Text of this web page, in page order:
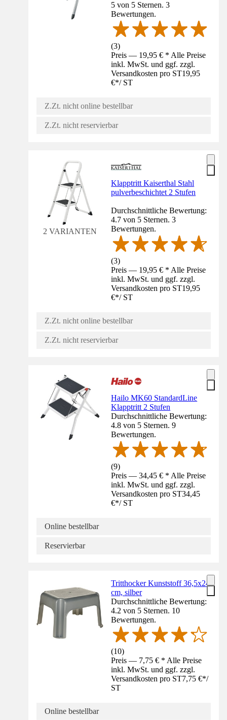
5 von 5 Sternen. 3
Bewertungen.
(3)
Preis — 19,95 € * Alle Preise
inkl. MwSt. und ggf. zzgl.
Versandkosten pro ST19,95
€*/ ST
Z.Zt. nicht online bestellbar
Z.Zt. nicht reservierbar
2 VARIANTEN
Klapptritt Kaiserthal Stahl
pulverbeschichtet 2 Stufen
Durchschnittliche Bewertung:
4.7 von 5 Sternen. 3
Bewertungen.
(3)
Preis — 19,95 € * Alle Preise
inkl. MwSt. und ggf. zzgl.
Versandkosten pro ST19,95
€*/ ST
Z.Zt. nicht online bestellbar
Z.Zt. nicht reservierbar
Hailo MK60 StandardLine
Klapptritt 2 Stufen
Durchschnittliche Bewertung:
4.8 von 5 Sternen. 9
Bewertungen.
(9)
Preis — 34,45 € * Alle Preise
inkl. MwSt. und ggf. zzgl.
Versandkosten pro ST34,45
€*/ ST
Online bestellbar
Reservierbar
Tritthocker Kunststoff 36,5x24
cm, silber
Durchschnittliche Bewertung:
4.2 von 5 Sternen. 10
Bewertungen.
(10)
Preis — 7,75 € * Alle Preise
inkl. MwSt. und ggf. zzgl.
Versandkosten pro ST7,75 €*/
ST
Online bestellbar